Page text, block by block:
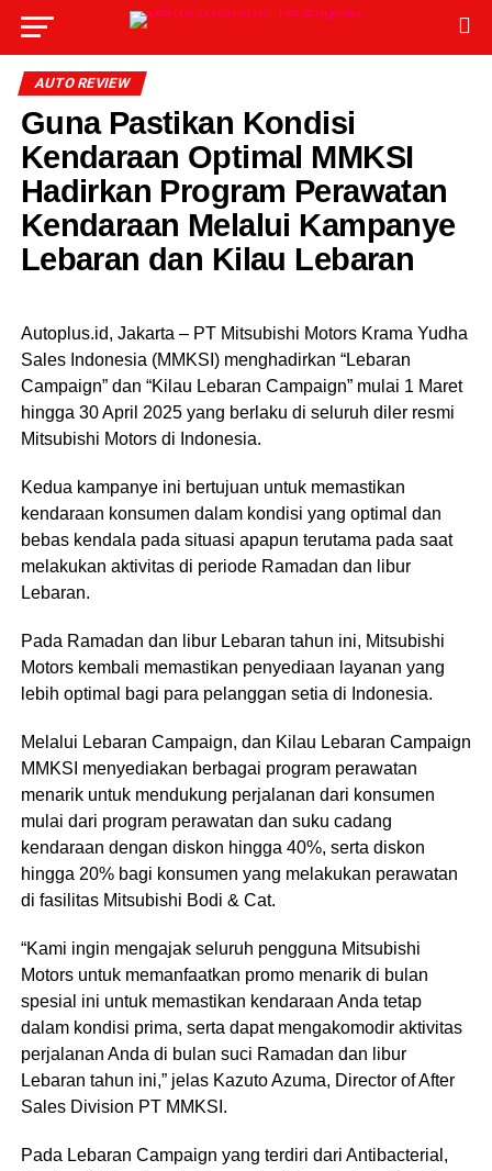
AUTO REVIEW
Guna Pastikan Kondisi
Kendaraan Optimal MMKSI
Hadirkan Program Perawatan
Kendaraan Melalui Kampanye
Lebaran dan Kilau Lebaran
Autoplus.id, Jakarta – PT Mitsubishi Motors Krama Yudha
Sales Indonesia (MMKSI) menghadirkan “Lebaran
Campaign” dan “Kilau Lebaran Campaign” mulai 1 Maret
hingga 30 April 2025 yang berlaku di seluruh diler resmi
Mitsubishi Motors di Indonesia.
Kedua kampanye ini bertujuan untuk memastikan
kendaraan konsumen dalam kondisi yang optimal dan
bebas kendala pada situasi apapun terutama pada saat
melakukan aktivitas di periode Ramadan dan libur
Lebaran.
Pada Ramadan dan libur Lebaran tahun ini, Mitsubishi
Motors kembali memastikan penyediaan layanan yang
lebih optimal bagi para pelanggan setia di Indonesia.
Melalui Lebaran Campaign, dan Kilau Lebaran Campaign
MMKSI menyediakan berbagai program perawatan
menarik untuk mendukung perjalanan dari konsumen
mulai dari program perawatan dan suku cadang
kendaraan dengan diskon hingga 40%, serta diskon
hingga 20% bagi konsumen yang melakukan perawatan
di fasilitas Mitsubishi Bodi & Cat.
“Kami ingin mengajak seluruh pengguna Mitsubishi
Motors untuk memanfaatkan promo menarik di bulan
spesial ini untuk memastikan kendaraan Anda tetap
dalam kondisi prima, serta dapat mengakomodir aktivitas
perjalanan Anda di bulan suci Ramadan dan libur
Lebaran tahun ini,” jelas Kazuto Azuma, Director of After
Sales Division PT MMKSI.
Pada Lebaran Campaign yang terdiri dari Antibacterial,